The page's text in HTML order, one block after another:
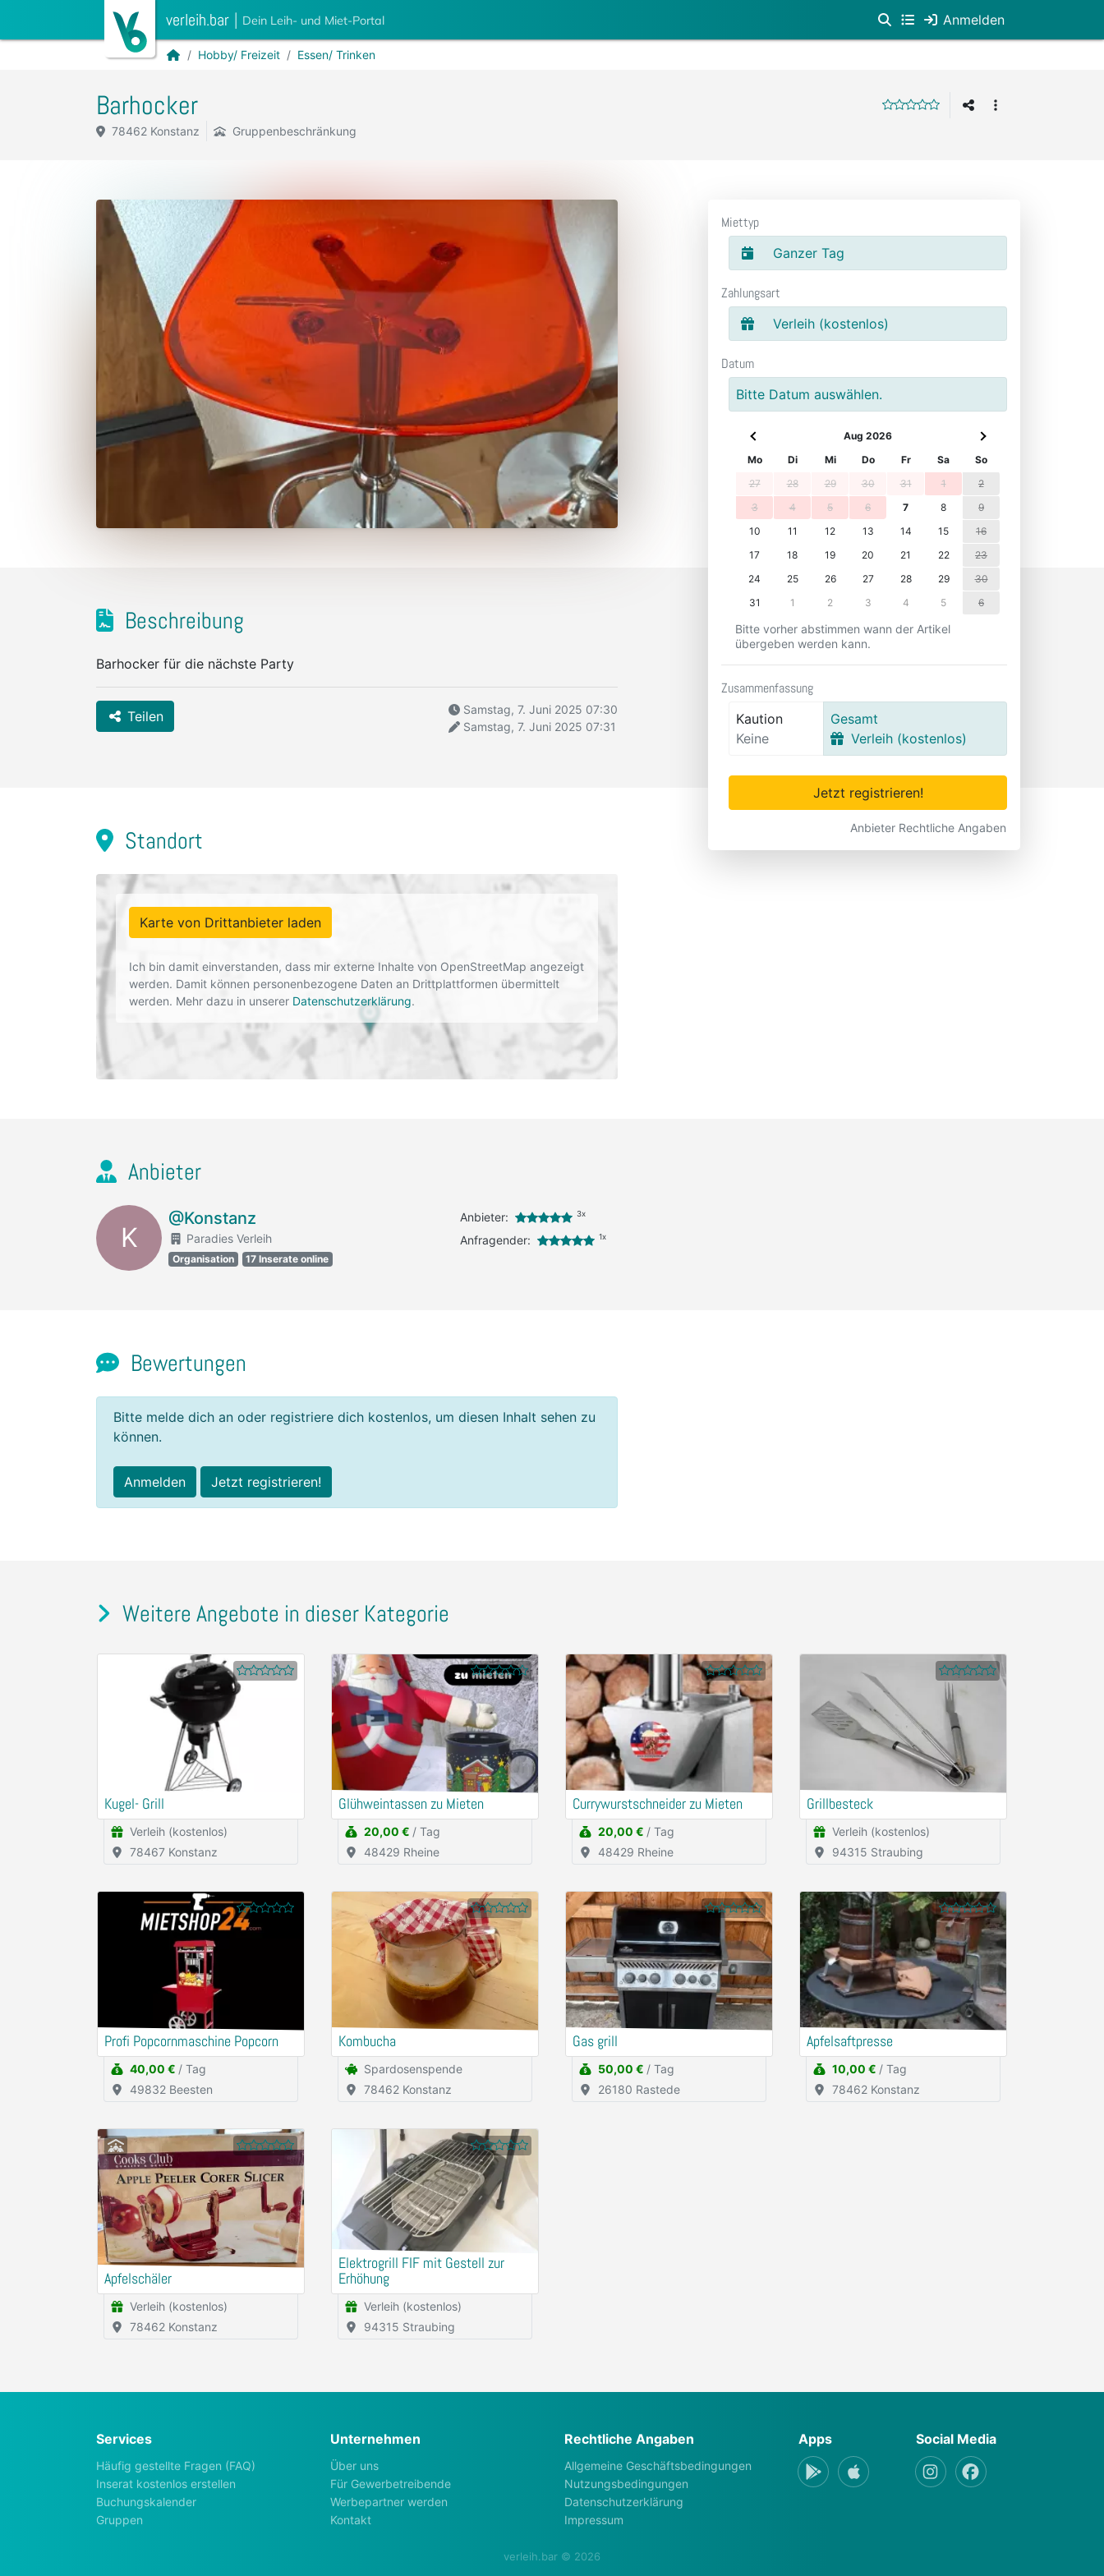
verleih.bar | Dein Leih- und Miet-Portal Anmelden
Hobby/ Freizeit Essen/ Trinken
Barhocker
78462 Konstanz Gruppenbeschränkung
Miettyp
Ganzer Tag
Zahlungsart
Verleih (kostenlos)
Datum
Bitte Datum auswählen.
Aug 2026
Mo
Di Mi Do Fr Sa
So
27
28 29 30 31 1
2
3
4 5 6 7 8
9
10
11 12 13 14 15
16
17
18 19 20 21 22
23
24
25 26 27 28 29
30
31
1 2 3 4 5 6
Bitte vorher abstimmen wann der Artikel
übergeben werden kann.
Zusammenfassung
Kaution
Keine
Gesamt
Verleih (kostenlos)
Jetzt registrieren!
Anbieter Rechtliche Angaben
Beschreibung
Barhocker für die nächste Party
Teilen
Samstag, 7. Juni 2025 07:30
Samstag, 7. Juni 2025 07:31
Standort
Karte von Drittanbieter laden
Ich bin damit einverstanden, dass mir externe Inhalte von OpenStreetMap angezeigt
werden. Damit können personenbezogene Daten an Drittplattformen übermittelt
werden. Mehr dazu in unserer Datenschutzerklärung.
Anbieter
K
@Konstanz
Paradies Verleih
Organisation 17 Inserate online
Anbieter: 3x
Anfragender: 1x
Bewertungen
Bitte melde dich an oder registriere dich kostenlos, um diesen Inhalt sehen zu
können.
Anmelden Jetzt registrieren!
Weitere Angebote in dieser Kategorie
Kugel- Grill
Verleih (kostenlos)
78467 Konstanz
Glühweintassen zu Mieten
20,00 € / Tag
48429 Rheine
Currywurstschneider zu Mieten
20,00 € / Tag
48429 Rheine
Grillbesteck
Verleih (kostenlos)
94315 Straubing
Profi Popcornmaschine Popcorn
40,00 € / Tag
49832 Beesten
Kombucha
Spardosenspende
78462 Konstanz
Gas grill
50,00 € / Tag
26180 Rastede
Apfelsaftpresse
10,00 € / Tag
78462 Konstanz
Apfelschäler
Verleih (kostenlos)
78462 Konstanz
Elektrogrill FIF mit Gestell zur
Erhöhung
Verleih (kostenlos)
94315 Straubing
Services
Häufig gestellte Fragen (FAQ)
Inserat kostenlos erstellen
Buchungskalender
Gruppen
Unternehmen
Über uns
Für Gewerbetreibende
Werbepartner werden
Kontakt
Rechtliche Angaben
Allgemeine Geschäftsbedingungen
Nutzungsbedingungen
Datenschutzerklärung
Impressum
Apps Social Media
verleih.bar © 2026